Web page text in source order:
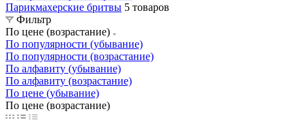
Парикмахерские бритвы 5 товаров
Фильтр
По цене (возрастание)
По популярности (убывание)
По популярности (возрастание)
По алфавиту (убывание)
По алфавиту (возрастание)
По цене (убывание)
По цене (возрастание)